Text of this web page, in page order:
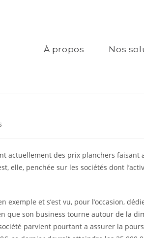
À propos Nos
actuellement des prix planchers faisant
elle, penchée sur les sociétés dont
exemple et s’est vu, pour l’occasion,
que son business tourne autour de la
parvient pourtant a assurer la